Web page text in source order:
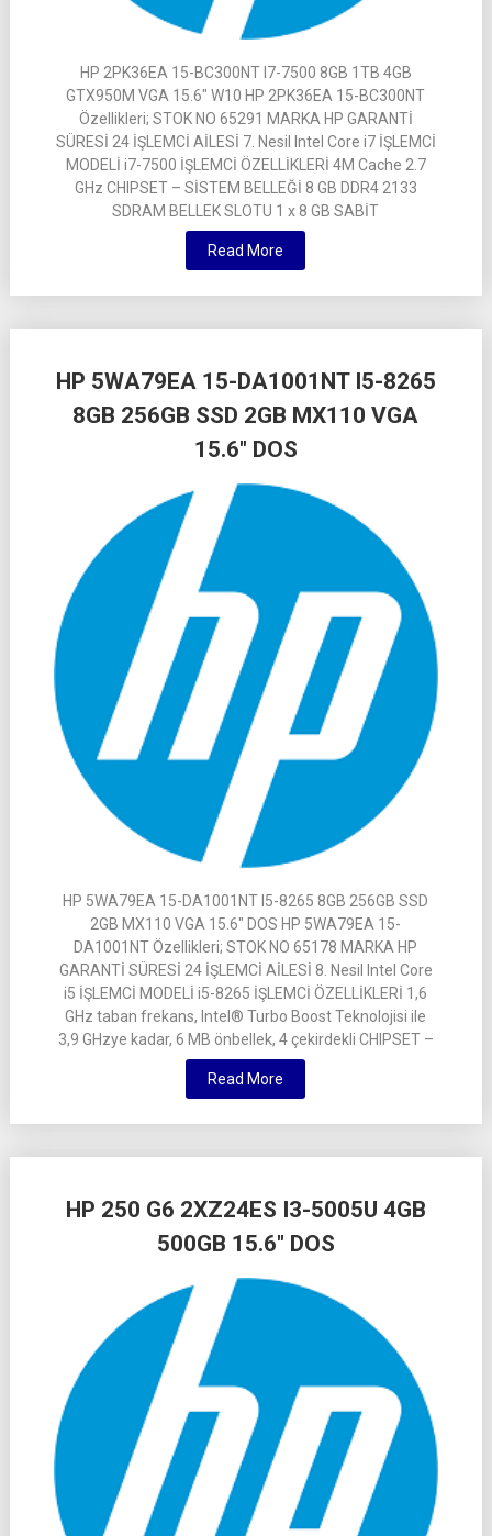
HP 2PK36EA 15-BC300NT I7-7500 8GB 1TB 4GB
GTX950M VGA 15.6″ W10 HP 2PK36EA 15-BC300NT
Özellikleri; STOK NO 65291 MARKA HP GARANTİ
SÜRESİ 24 İŞLEMCİ AİLESİ 7. Nesil Intel Core i7 İŞLEMCİ
MODELİ i7-7500 İŞLEMCİ ÖZELLİKLERİ 4M Cache 2.7
GHz CHIPSET – SİSTEM BELLEĞİ 8 GB DDR4 2133
SDRAM BELLEK SLOTU 1 x 8 GB SABİT
Read More
HP 5WA79EA 15-DA1001NT I5-8265
8GB 256GB SSD 2GB MX110 VGA
15.6″ DOS
HP 5WA79EA 15-DA1001NT I5-8265 8GB 256GB SSD
2GB MX110 VGA 15.6″ DOS HP 5WA79EA 15-
DA1001NT Özellikleri; STOK NO 65178 MARKA HP
GARANTİ SÜRESİ 24 İŞLEMCİ AİLESİ 8. Nesil Intel Core
i5 İŞLEMCİ MODELİ i5-8265 İŞLEMCİ ÖZELLİKLERİ 1,6
GHz taban frekans, Intel® Turbo Boost Teknolojisi ile
3,9 GHzye kadar, 6 MB önbellek, 4 çekirdekli CHIPSET –
Read More
HP 250 G6 2XZ24ES I3-5005U 4GB
500GB 15.6″ DOS